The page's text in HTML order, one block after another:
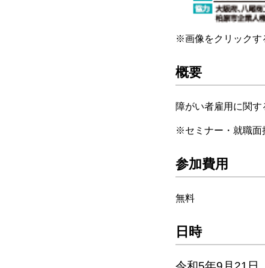
※画像をクリックす
概要
障がい者雇用に関
※セミナー・就職面
参加費用
無料
日時